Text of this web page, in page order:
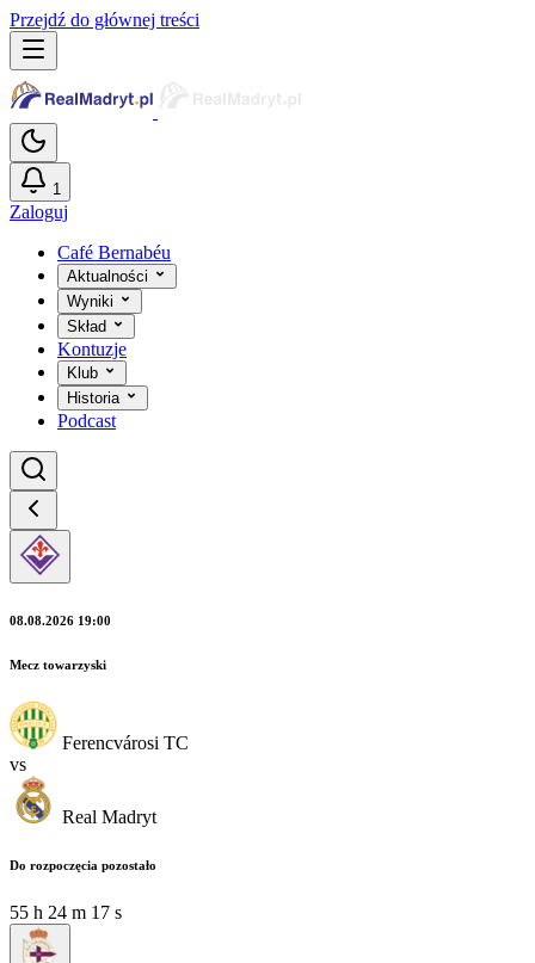
Przejdź do głównej treści
1
Zaloguj
Café Bernabéu
Aktualności
Wyniki
Skład
Kontuzje
Klub
Historia
Podcast
08.08.2026 19:00
Mecz towarzyski
Ferencvárosi TC
vs
Real Madryt
Do rozpoczęcia pozostało
55 h 24 m 15 s